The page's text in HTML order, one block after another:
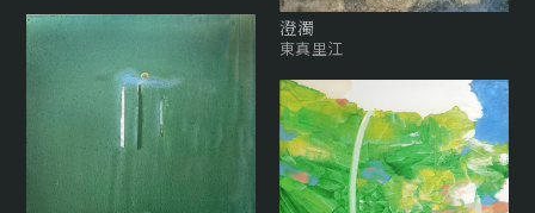
澄濁
東真里江